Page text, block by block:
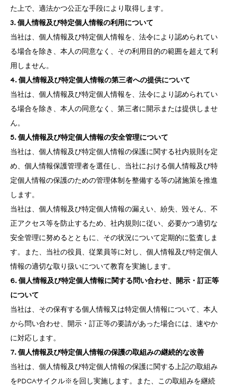
た上で、適法かつ公正な手段により取得します。
3. 個人情報及び特定個人情報の利用について
当社は、個人情報及び特定個人情報を、法令により認められてい
る場合を除き、本人の同意なく、その利用目的の範囲を超えて利
用しません。
4. 個人情報及び特定個人情報の第三者への提供について
当社は、個人情報及び特定個人情報を、法令により認められてい
る場合を除き、本人の同意なく、第三者に開示または提供しませ
ん。
5. 個人情報及び特定個人情報の安全管理について
当社は、個人情報及び特定個人情報の保護に関する社内規則を定
め、個人情報保護管理者を選任し、当社における個人情報及び特
定個人情報の保護のための管理体制を整備する等の諸施策を推進
します。
当社は、個人情報及び特定個人情報の漏えい、紛失、毀そん、不
正アクセス等を防止するため、社内規則に従い、必要かつ適切な
安全管理に努めるとともに、その状況について定期的に監査しま
す。また、当社の役員、従業員等に対し、個人情報及び特定個人
情報の適切な取り扱いについて教育を実施します。
6. 個人情報及び特定個人情報に関する問い合わせ、開示・訂正等
について
当社は、その保有する個人情報又は特定個人情報について、本人
から問い合わせ、開示・訂正等の要請があった場合には、速やか
に対応します。
7. 個人情報及び特定個人情報の保護の取組みの継続的な改善
当社は、個人情報及び特定個人情報の保護に関する上記の取組み
をPDCAサイクル※を回し実施します。また、この取組みを継続